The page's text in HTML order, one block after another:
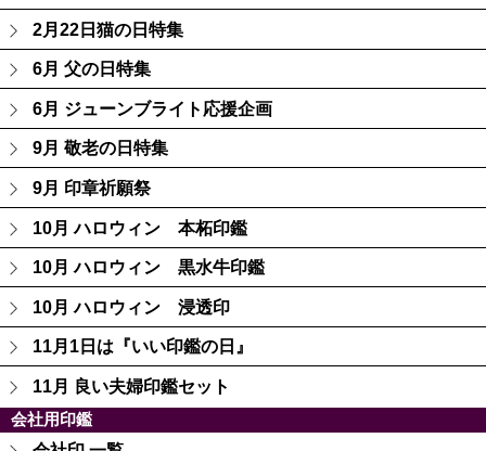
2月22日猫の日特集
6月 父の日特集
6月 ジューンブライト応援企画
9月 敬老の日特集
9月 印章祈願祭
10月 ハロウィン 本柘印鑑
10月 ハロウィン 黒水牛印鑑
10月 ハロウィン 浸透印
11月1日は『いい印鑑の日』
11月 良い夫婦印鑑セット
会社用印鑑